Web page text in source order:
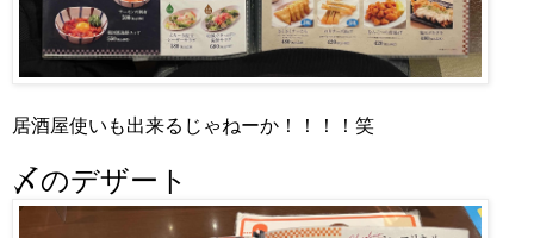
居酒屋使いも出来るじゃねーか！！！！笑
〆のデザート